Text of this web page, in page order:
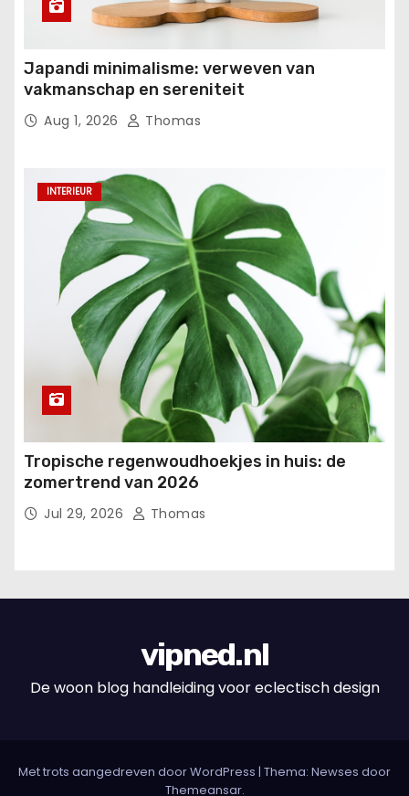
Japandi minimalisme: verweven van
vakmanschap en sereniteit
Aug 1, 2026 Thomas
INTERIEUR
Tropische regenwoudhoekjes in huis: de
zomertrend van 2026
Jul 29, 2026 Thomas
vipned.nl
De woon blog handleiding voor eclectisch design
Met trots aangedreven door WordPress | Thema: Newses door
Themeansar.